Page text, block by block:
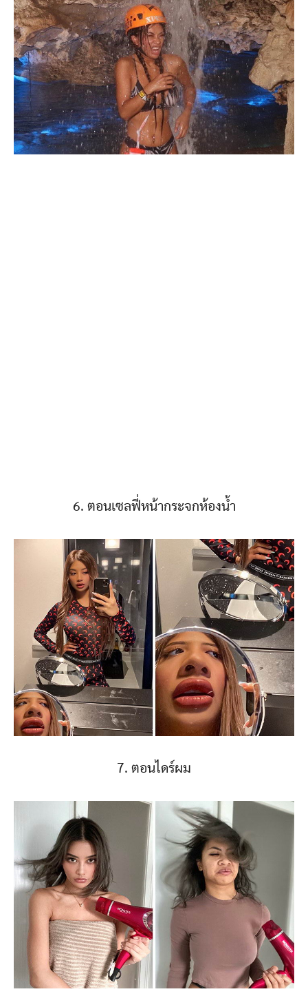
6. ตอนเซลฟี่หน้ากระจกห้องน้ำ
7. ตอนไดร์ผม